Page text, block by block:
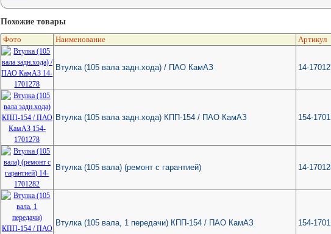
Похожие товары
Фото Наименование Артикул
Втулка (105 вала задн.хода) / ПАО КамАЗ 14-
Втулка (105 вала задн.хода) КПП-154 / ПАО КамАЗ 154-
Втулка (105 вала) (ремонт с гарантией) 14-
Втулка (105 вала, 1 передачи) КПП-154 / ПАО КамАЗ 154-